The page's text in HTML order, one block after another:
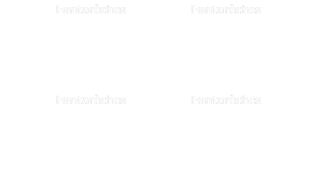
Fontarèches Fontarèches
Fontarèches Fontarèches